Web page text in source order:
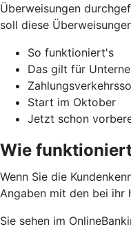
Überweisungen
soll diese
So funktioniert's
Das gilt für
Start im Oktober
Jetzt schon
Wie
Wenn Sie die
Angaben mit den bei ihr
Sie sehen im